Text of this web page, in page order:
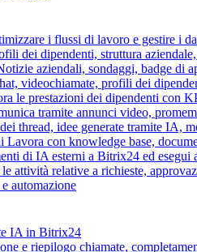
i flussi di lavoro e gestire i
dei dipendenti, struttura
aziendali, sondaggi, badge di
videochiamate, profili dei
le prestazioni dei dipendenti con
tramite annunci video,
thread, idee generate tramite IA,
Lavora con knowledge base,
di IA esterni a Bitrix24 ed esegui
attività relative a richieste,
automazione
IA in Bitrix24
e riepilogo chiamate,